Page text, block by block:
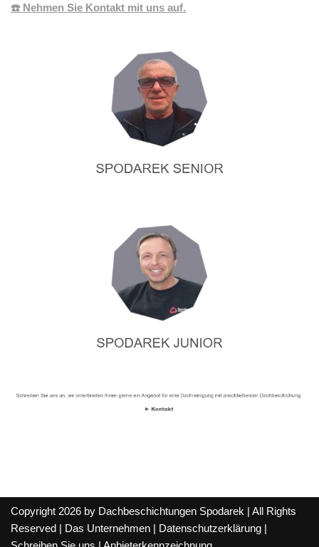
☎️ Nehmen Sie Kontakt mit uns auf.
Copyright 2026 by Dachbeschichtungen Spodarek | All Rights
Reserved |
Das Unternehmen Datenschutzerklärung